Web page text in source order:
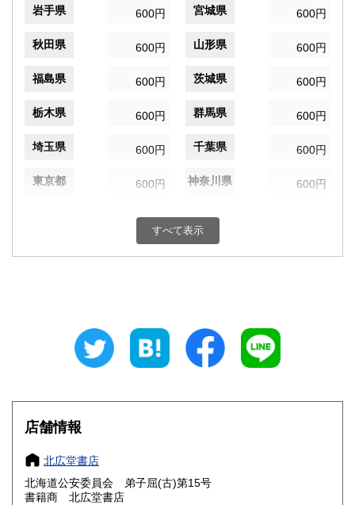
岩手県 600円 宮城県 600円
秋田県 600円 山形県 600円
福島県 600円 茨城県 600円
栃木県 600円 群馬県 600円
埼玉県 600円 千葉県 600円
東京都 600円 神奈川県 600円
600円 富山県
600円 三重県
大阪府
奈良県
鳥取県 600円 島根県
すべて表示
店舗情報
北広堂書店
北海道公安委員会 弟子屈(古)第15号
書籍商 北広堂書店